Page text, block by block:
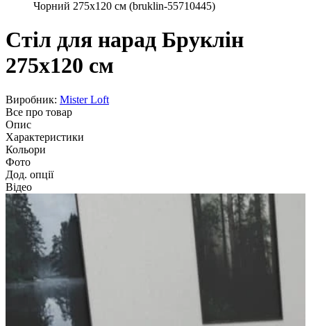
Чорний 275x120 см (bruklin-55710445)
Стіл для нарад Бруклін
275x120 см
Виробник: Mister Loft
Все про товар
Опис
Характеристики
Кольори
Фото
Дод. опції
Відео